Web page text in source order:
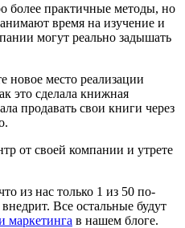
более практичные методы, но
время на изучение и
могут реально задышать
место реализации
это сделала книжная
продавать свои книги через
от своей компании и утрете
из нас только 1 из 50 по-
Все остальные будут
маркетинга в нашем блоге.